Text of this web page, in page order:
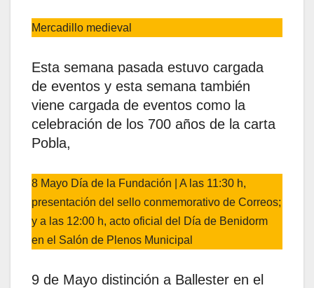
Mercadillo medieval
Esta semana pasada estuvo cargada
de eventos y esta semana también
viene cargada de eventos como la
celebración de los 700 años de la carta
Pobla,
8 Mayo Día de la Fundación | A las 11:30 h,
presentación del sello conmemorativo de Correos;
y a las 12:00 h, acto oficial del Día de Benidorm
en el Salón de Plenos Municipal
9 de Mayo distinción a Ballester en el